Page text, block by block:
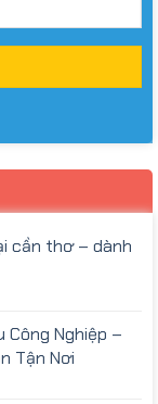
cần thơ – dành
Công Nghiệp –
Tận Nơi